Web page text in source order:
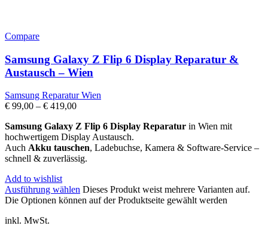
Compare
Samsung Galaxy Z Flip 6 Display Reparatur &
Austausch – Wien
Samsung Reparatur Wien
€ 99,00 – € 419,00
Samsung Galaxy Z Flip 6 Display Reparatur in Wien mit
hochwertigem Display Austausch.
Auch Akku tauschen, Ladebuchse, Kamera & Software-Service –
schnell & zuverlässig.
Add to wishlist
Ausführung wählen Dieses Produkt weist mehrere Varianten auf.
Die Optionen können auf der Produktseite gewählt werden
inkl. MwSt.